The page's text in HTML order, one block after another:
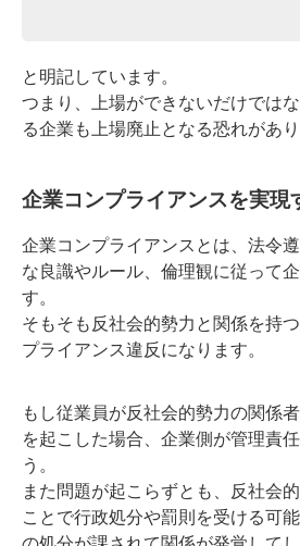
と明記しています。
つまり、上場ができないだけでは
る企業も上場廃止となる恐れがあり
企業コンプライアンスを実現
企業コンプライアンスとは、法令
な良識やルール、倫理観に従って
す。
そもそも反社会的勢力と関係を持
プライアンス違反になります。
もし従業員が反社会的勢力の関係
を起こした場合、企業側が管理責
う。
また問題が起こらずとも、反社会
ことで行政処分や罰則を受ける可